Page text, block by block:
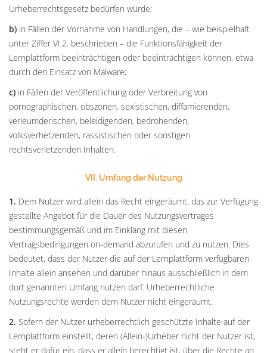
Urheberrechtsgesetz bedürfen würde;
b) in Fällen der Vornahme von Handlungen, die – wie beispielhaft
unter Ziffer VI.2. beschrieben – die Funktionsfähigkeit der
Lernplattform beeinträchtigen oder beeinträchtigen können, etwa
durch den Einsatz von Malware;
c) in Fällen der Veröffentlichung oder Verbreitung von
pornographischen, obszönen, sexistischen, diffamierenden,
verleumderischen, beleidigenden, bedrohenden,
volksverhetzenden, rassistischen oder sonstigen
rechtsverletzenden Inhalten.
VII. Umfang der Nutzung
1. Dem Nutzer wird allein das Recht eingeräumt, das zur Verfügung
gestellte Angebot für die Dauer des Nutzungsvertrages
bestimmungsgemäß und im Einklang mit diesen
Vertragsbedingungen on-demand abzurufen und zu nutzen. Dies
bedeutet, dass der Nutzer die auf der Lernplattform verfügbaren
Inhalte allein ansehen und darüber hinaus ausschließlich in dem
dort genannten Umfang nutzen darf. Urheberrechtliche
Nutzungsrechte werden dem Nutzer nicht eingeräumt.
2. Sofern der Nutzer urheberrechtlich geschützte Inhalte auf der
Lernplattform einstellt, deren (Allein-)Urheber nicht der Nutzer ist,
steht er dafür ein, dass er allein berechtigt ist, über die Rechte an